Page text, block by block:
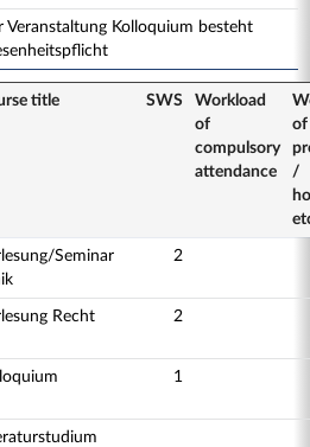
Veranstaltung Kolloquium besteht
title SWS
Workload
of
compulsory
attendance
of
/
Seminar
2
Recht 2
1